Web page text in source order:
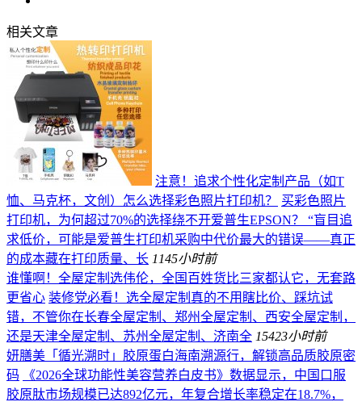
相关文章
注意！追求个性化定制产品（如T
恤、马克杯，文创）怎么选择彩色照片打印机？
买彩色照片
打印机，为何超过70%的选择绕不开爱普生EPSON？ “盲目追
求低价，可能是爱普生打印机采购中代价最大的错误——真正
的成本藏在打印质量、长 1145小时前
谁懂啊！全屋定制选伟伦，全国百姓货比三家都认它，无套路
更省心 装修党必看！选全屋定制真的不用瞎比价、踩坑试
错，不管你在长春全屋定制、郑州全屋定制、西安全屋定制，
还是天津全屋定制、苏州全屋定制、济南全 15423小时前
妍膳美「循光溯时」胶原蛋白海南溯源行，解锁高品质胶原密
码
《2026全球功能性美容营养白皮书》数据显示，中国口服
胶原肽市场规模已达892亿元，年复合增长率稳定在18.7%，